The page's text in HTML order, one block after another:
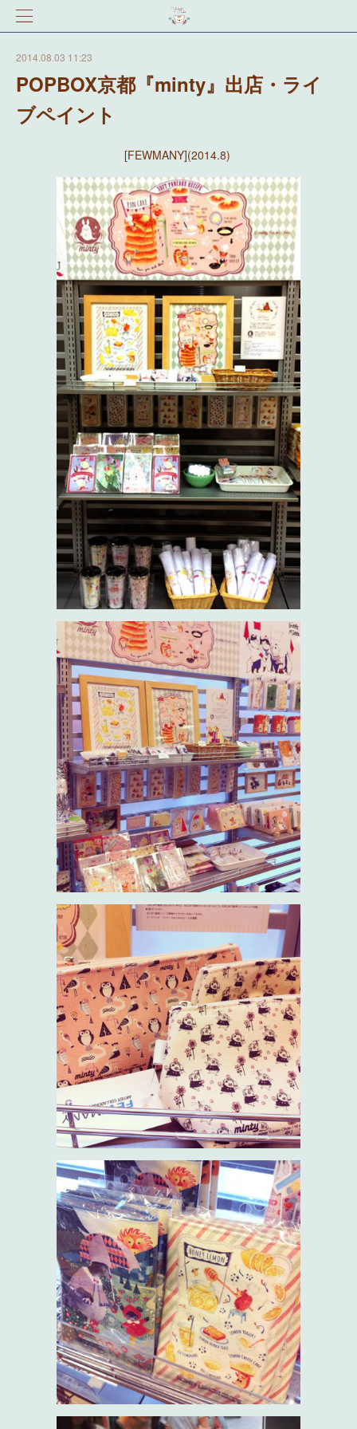
2014.08.03 11:23
POPBOX京都『minty』出店・ライ
ブペイント
[FEWMANY](2014.8)